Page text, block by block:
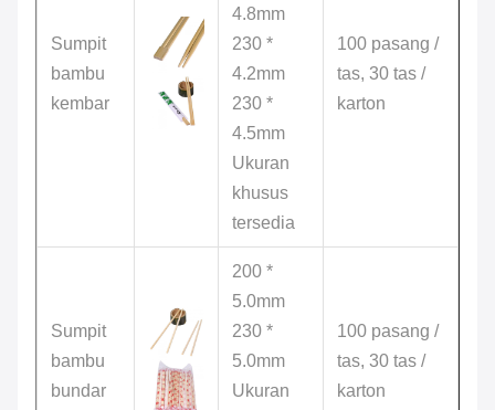
Sumpit
bambu
kembar
4.8mm
230 *
4.2mm
230 *
4.5mm
Ukuran
khusus
tersedia
100 pasang /
tas, 30 tas /
karton
Sumpit
bambu
bundar
200 *
5.0mm
230 *
5.0mm
Ukuran
100 pasang /
tas, 30 tas /
karton